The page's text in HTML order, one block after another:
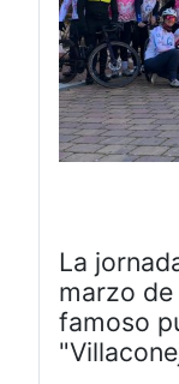
La
marzo
famoso